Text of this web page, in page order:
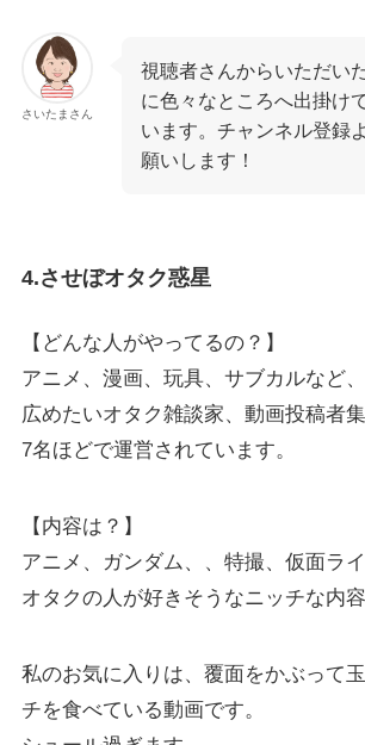
さいたまさん
視聴者さんからいただい
に色々なところへ出掛け
います。チャンネル登録
願いします！
4.させぼオタク惑星
【どんな人がやってるの？】
アニメ、漫画、玩具、サブカルなど
広めたいオタク雑談家、動画投稿者集
7名ほどで運営されています。
【内容は？】
アニメ、ガンダム、、特撮、仮面ラ
オタクの人が好きそうなニッチな内容
私のお気に入りは、覆面をかぶって
チを食べている動画です。